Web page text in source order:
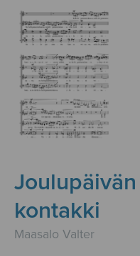
Joulupäivän
kontakki
Maasalo Valter